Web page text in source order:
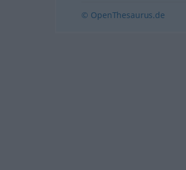
© OpenThesaurus.de